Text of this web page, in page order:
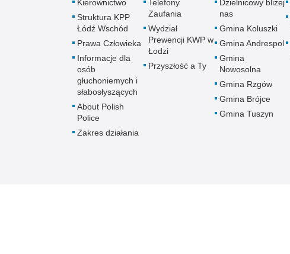
Kierownictwo
Struktura KPP
Łódź Wschód
Prawa Człowieka
Informacje dla
osób
głuchoniemych i
słabosłyszących
About Polish
Police
Zakres działania
Telefony
Zaufania
Wydział
Prewencji KWP w
Łodzi
Przyszłość a Ty
Dzielnicowy bliżej
nas
Gmina Koluszki
Gmina Andrespol
Gmina
Nowosolna
Gmina Rzgów
Gmina Brójce
Gmina Tuszyn